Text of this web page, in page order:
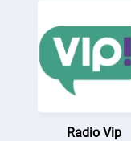
Radio Vip